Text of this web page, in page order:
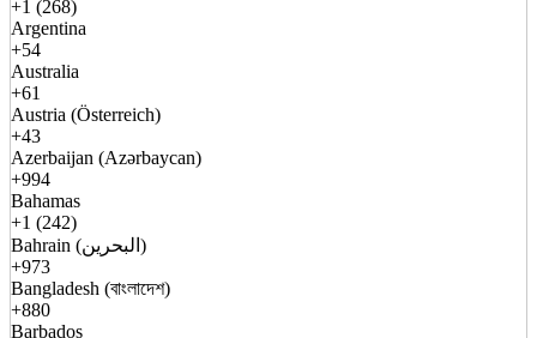
+1 (268)
Argentina
+54
Australia
+61
Austria (Österreich)
+43
Azerbaijan (Azərbaycan)
+994
Bahamas
+1 (242)
Bahrain (البحرين)
+973
Bangladesh (বাংলাদেশ)
+880
Barbados